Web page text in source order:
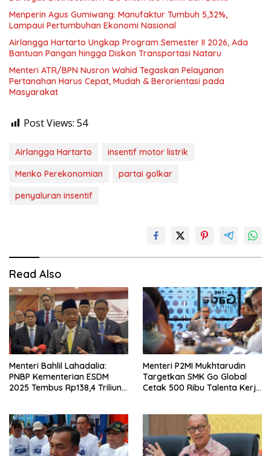
Menperin Agus Gumiwang: Manufaktur Tumbuh 5,32%,
Lampaui Pertumbuhan Ekonomi Nasional
Airlangga Hartarto Ungkap Program Semester II 2026, Ada
Bantuan Pangan hingga Diskon Transportasi Nataru
Menteri ATR/BPN Nusron Wahid Tegaskan Pelayanan
Pertanahan Harus Cepat, Mudah & Berorientasi pada
Masyarakat
Post Views: 54
Airlangga Hartarto
insentif motor listrik
Menko Perekonomian
partai golkar
penyaluran insentif
Read Also
Menteri Bahlil Lahadalia:
PNBP Kementerian ESDM
2025 Tembus Rp138,4 Triliun,
Menteri P2MI Mukhtarudin
Targetkan SMK Go Global
Cetak 500 Ribu Talenta Kerja